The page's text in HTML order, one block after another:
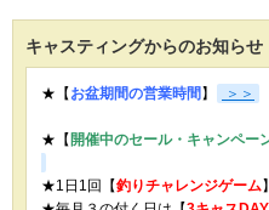
キャスティングからのお知らせ
★【お盆期間の営業時間】 ＞＞
★【開催中のセール・キャンペー
★1日1回【釣りチャレンジゲーム